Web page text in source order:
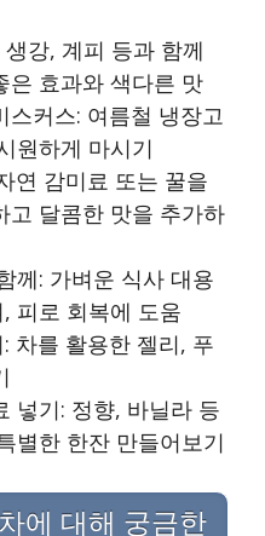
강, 계피 등과 함께
은 효과와 색다른 맛
스커스: 여름철 냉장고
원하게 마시기
연 감미료 또는 꿀을
고 달콤한 맛을 추가하
께: 가벼운 식사 대용
피로 회복에 도움
차를 활용한 젤리, 푸
넣기: 정향, 바닐라 등
별한 한잔 만들어보기
에 대해 궁금한